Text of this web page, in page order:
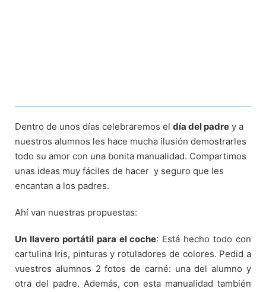
Dentro de unos días celebraremos el día del padre y a
nuestros alumnos les hace mucha ilusión demostrarles
todo su amor con una bonita manualidad. Compartimos
unas ideas muy fáciles de hacer y seguro que les
encantan a los padres.
Ahí van nuestras propuestas:
Un llavero portátil para el coche: Está hecho todo con
cartulina Iris, pinturas y rotuladores de colores. Pedid a
vuestros alumnos 2 fotos de carné: una del alumno y
otra del padre. Además, con esta manualidad también